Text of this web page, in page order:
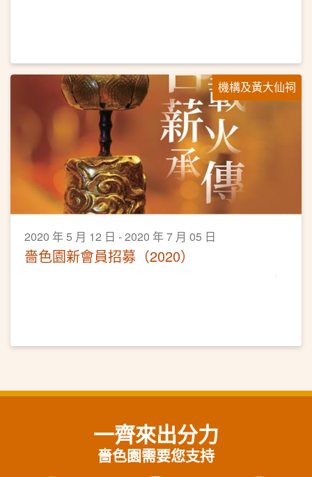
機構及黃大仙祠
2020 年 5 月 12 日 - 2020 年 7 月 05 日
嗇色園新會員招募（2020）
一齊來出分力
嗇色園需要您支持